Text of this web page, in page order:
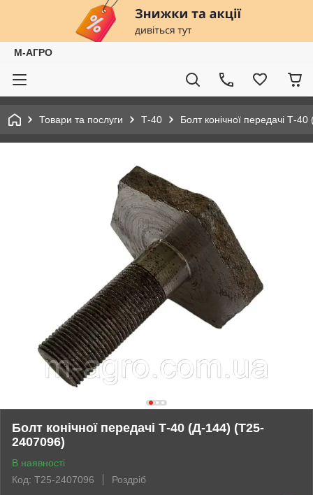
М-АГРО
Товари та послуги Т-40 Болт конічної передачі Т-
Болт конічної передачі Т-40 (Д-144) (Т25-
2407096)
В наявності
Код: Т25-2407096
Роздріб